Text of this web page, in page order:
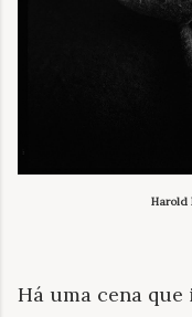
Harold
Há uma cena